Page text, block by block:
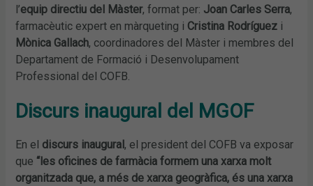
l’equip directiu del Màster, format per: Joan Carles Serra,
farmacèutic expert en màrqueting i Cristina Rodríguez i
Mònica Gallach, coordinadores del Màster i membres del
Departament de Formació i Desenvolupament
Professional del COFB.
Discurs inaugural del MGOF
En el discurs inaugural, el president del COFB va exposar
que “les oficines de farmàcia formem una xarxa molt
organitzada que, a més de xarxa geogràfica, és una xarxa